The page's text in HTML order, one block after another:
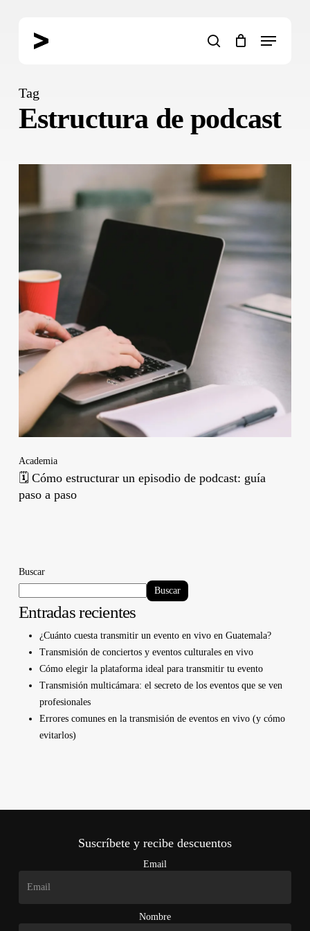
search
Menu
Tag
Estructura de podcast
Academia
🗓️ Cómo estructurar un episodio de podcast: guía
paso a paso
Buscar
Buscar
Entradas recientes
¿Cuánto cuesta transmitir un evento en vivo en Guatemala?
Transmisión de conciertos y eventos culturales en vivo
Cómo elegir la plataforma ideal para transmitir tu evento
Transmisión multicámara: el secreto de los eventos que se ven
profesionales
Errores comunes en la transmisión de eventos en vivo (y cómo
evitarlos)
Suscríbete y recibe descuentos
Email
Nombre